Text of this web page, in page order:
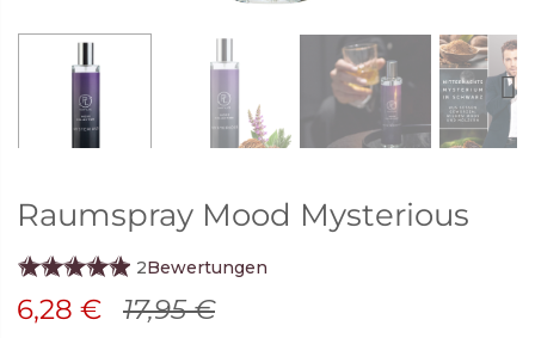
Next
Raumspray Mood Mysterious
2Bewertungen
6,28 € 17,95 €